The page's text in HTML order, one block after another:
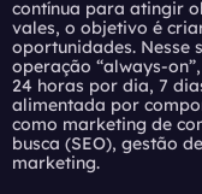
contínua para atingir
vales, o objetivo é
oportunidades. Nesse
operação “always-
24 horas por dia, 7
alimentada por
como marketing de
busca (SEO), gestão
marketing.